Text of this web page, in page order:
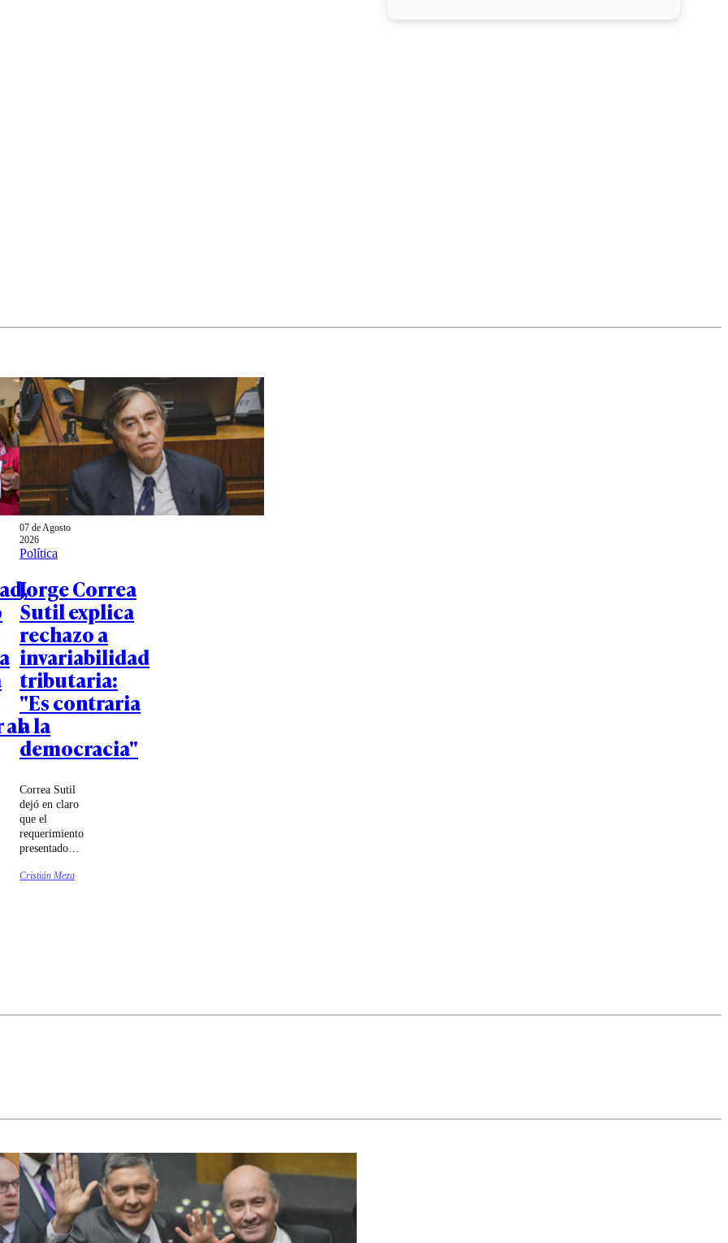
al
07 de Agosto
2026
Política
Jorge Correa
Sutil explica
rechazo a
invariabilidad
tributaria:
"Es contraria
a la
democracia"
Correa Sutil
dejó en claro
que el
requerimiento
presentado
Tribunal
Cristián Meza